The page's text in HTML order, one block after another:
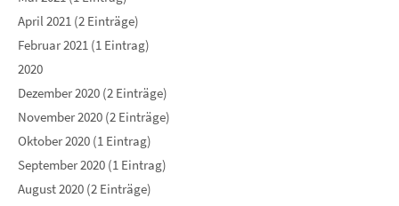
April 2021 (2 Einträge)
Februar 2021 (1 Eintrag)
2020
Dezember 2020 (2 Einträge)
November 2020 (2 Einträge)
Oktober 2020 (1 Eintrag)
September 2020 (1 Eintrag)
August 2020 (2 Einträge)